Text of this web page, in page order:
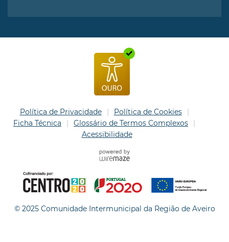
Política de Privacidade
Política de Cookies
Ficha Técnica
Glossário de Termos Complexos
Acessibilidade
© 2025 Comunidade Intermunicipal da Região de Aveiro